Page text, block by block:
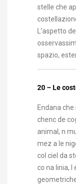
stelle che
L’aspetto
spazio,
20 – Le
Endana
chenc de
animal, n
mez a le
col ciel da
co na linia, l